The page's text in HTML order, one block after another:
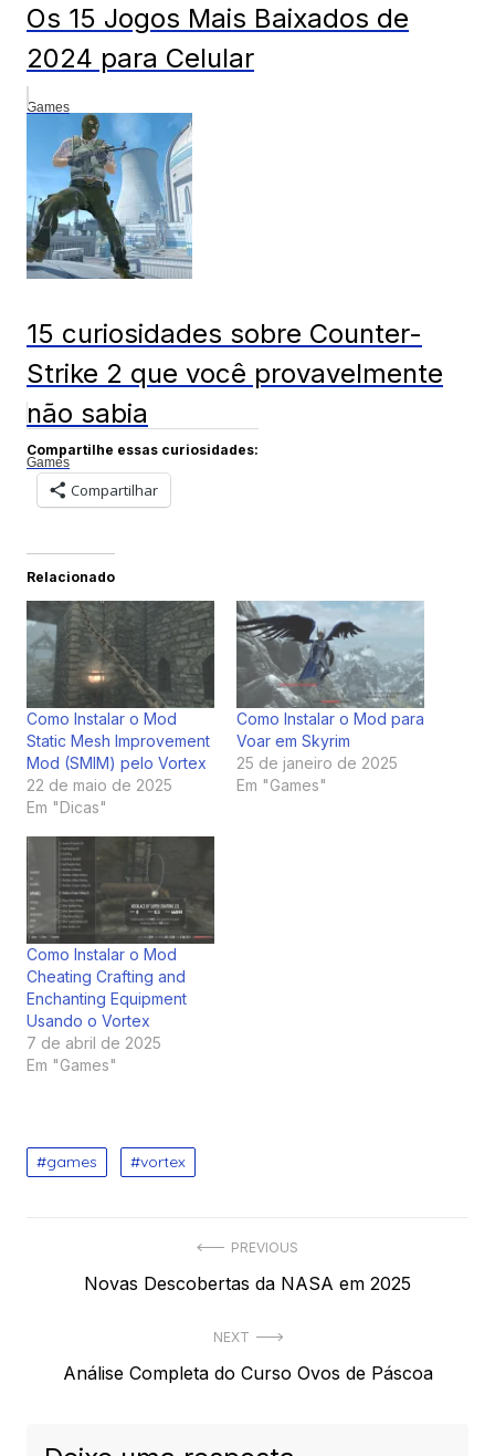
Os 15 Jogos Mais Baixados de
2024 para Celular
Games
15 curiosidades sobre Counter-
Strike 2 que você provavelmente
não sabia
Games
Compartilhe essas curiosidades:
Compartilhar
Relacionado
Como Instalar o Mod
Static Mesh Improvement
Mod (SMIM) pelo Vortex
22 de maio de 2025
Em "Dicas"
Como Instalar o Mod para
Voar em Skyrim
25 de janeiro de 2025
Em "Games"
Como Instalar o Mod
Cheating Crafting and
Enchanting Equipment
Usando o Vortex
7 de abril de 2025
Em "Games"
games vortex
PREVIOUS
Previous
Novas Descobertas da NASA em 2025
NEXT
Next
Análise Completa do Curso Ovos de Páscoa